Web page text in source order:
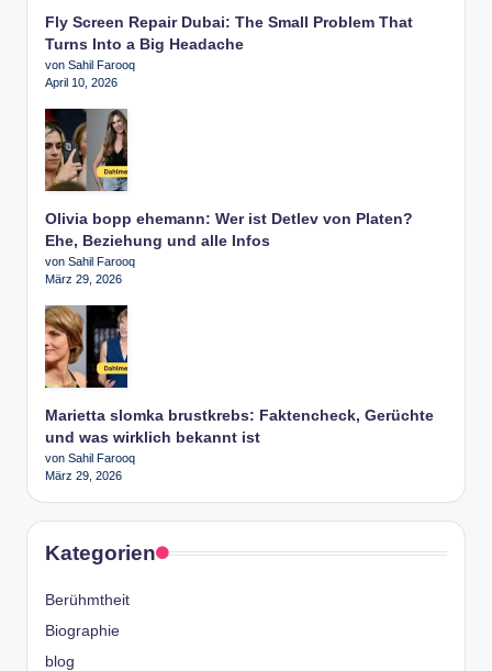
Fly Screen Repair Dubai: The Small Problem That
Turns Into a Big Headache
von Sahil Farooq
April 10, 2026
Olivia bopp ehemann: Wer ist Detlev von Platen?
Ehe, Beziehung und alle Infos
von Sahil Farooq
März 29, 2026
Marietta slomka brustkrebs: Faktencheck, Gerüchte
und was wirklich bekannt ist
von Sahil Farooq
März 29, 2026
Kategorien
Berühmtheit
Biographie
blog